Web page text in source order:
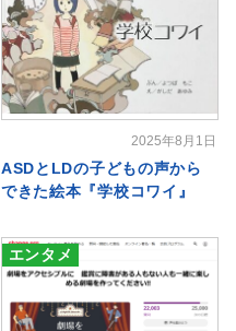
2025年8月1日
ASDとLDの子どもの声から
できた絵本『学校コワイ』
エンタメ